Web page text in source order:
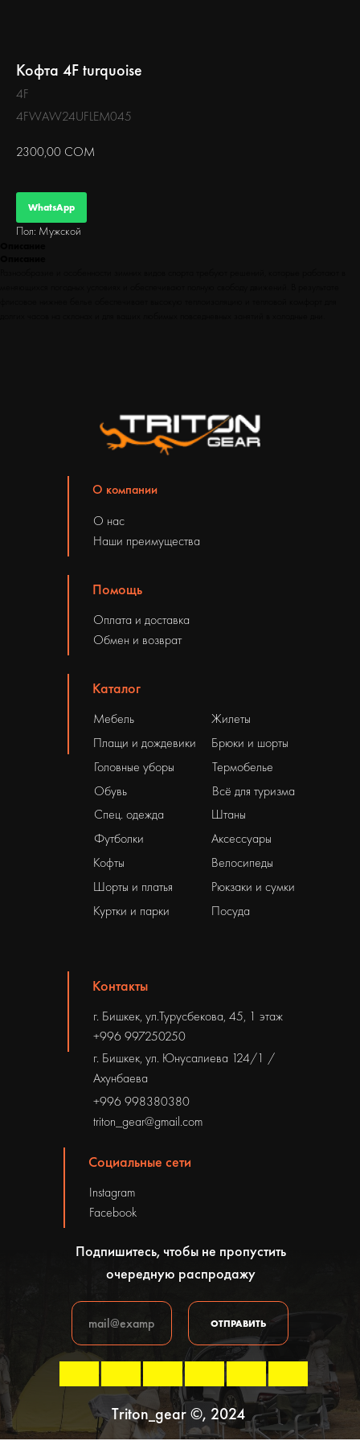
Кофта 4F turquoise
4F
4FWAW24UFLEM045
2300,00 СОМ
WhatsApp
Пол: Мужской
Подпишитесь, чтобы не пропустить
очередную распродажу
Triton_gear ©, 2024
ОТПРАВИТЬ
О компании
О нас
Наши преимущества
Помощь
Оплата и доставка
Обмен и возврат
Контакты
г. Бишкек, ул.Турусбекова, 45, 1 этаж
г. Бишкек, ул. Юнусалиева 124/1 /
Ахунбаева
+996 998380380
triton_gear@gmail.com
+996 997250250
Жилеты
Каталог
Плащи и дождевики
Головные уборы
Обувь
Штаны
Рюкзаки и сумки
Мебель
Брюки и шорты
Термобелье
Всё для туризма
Велосипеды
Аксессуары
Спец. одежда
Футболки
Куртки и парки
Кофты
Шорты и платья
Посуда
Социальные сети
Instagram
Facebook